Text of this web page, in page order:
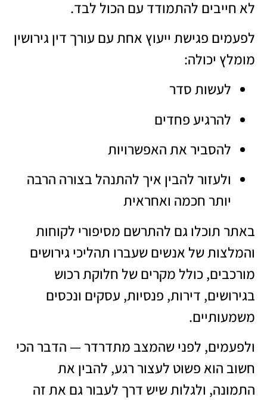
לא חייבים להתמודד עם הכול לבד.
לפעמים פגישת ייעוץ אחת עם עורך דין גירושין
מומלץ יכולה:
לעשות סדר
להרגיע פחדים
להסביר את האפשרויות
ולעזור להבין איך להתנהל בצורה הרבה
יותר חכמה ואחראית
באתר תוכלו גם להתרשם מסיפורי לקוחות
והמלצות של אנשים שעברו תהליכי גירושים
מורכבים, כולל מקרים של חלוקת רכוש
בגירושים, דירות, פנסיות, עסקים ונכסים
משמעותיים.
ולפעמים, לפני שהמצב מתדרדר — הדבר הכי
חשוב הוא פשוט לעצור רגע, להבין את
התמונה, ולגלות שיש דרך לעבור גם את זה